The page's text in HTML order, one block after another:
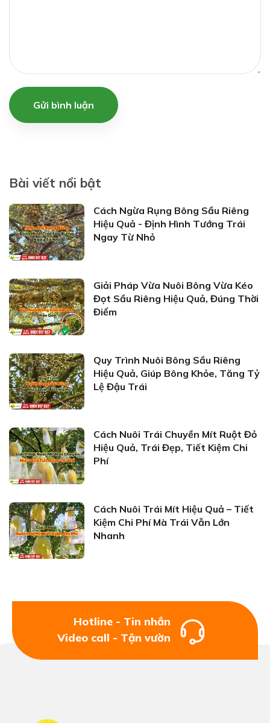
Gửi bình luận
Bài viết nổi bật
Cách Ngừa Rụng Bông Sầu Riêng
Hiệu Quả - Định Hình Tướng Trái
Ngay Từ Nhỏ
Giải Pháp Vừa Nuôi Bông Vừa Kéo
Đọt Sầu Riêng Hiệu Quả, Đúng Thời
Điểm
Quy Trình Nuôi Bông Sầu Riêng
Hiệu Quả, Giúp Bông Khỏe, Tăng Tỷ
Lệ Đậu Trái
Cách Nuôi Trái Chuyền Mít Ruột Đỏ
Hiệu Quả, Trái Đẹp, Tiết Kiệm Chi
Phí
Cách Nuôi Trái Mít Hiệu Quả – Tiết
Kiệm Chi Phí Mà Trái Vẫn Lớn
Nhanh
Hotline - Tin nhắn
Video call - Tận vườn